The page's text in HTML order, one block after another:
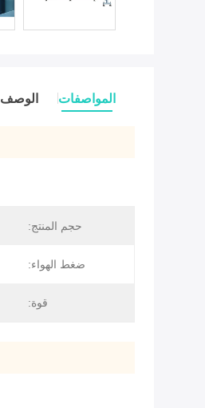
المواصفات الوصف
حجم المنتج:
ضغط الهواء:
قوة: